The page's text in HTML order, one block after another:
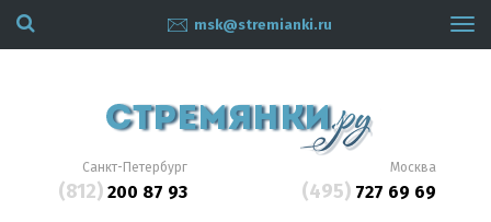
msk@stremianki.ru
Санкт-Петербург
(812) 200 87 93
Москва
(495)727 69 69